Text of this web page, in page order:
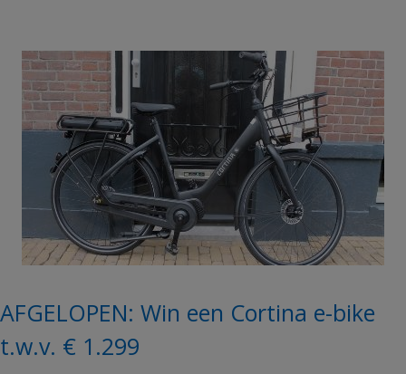
AFGELOPEN: Win een Cortina e-bike
t.w.v. € 1.299